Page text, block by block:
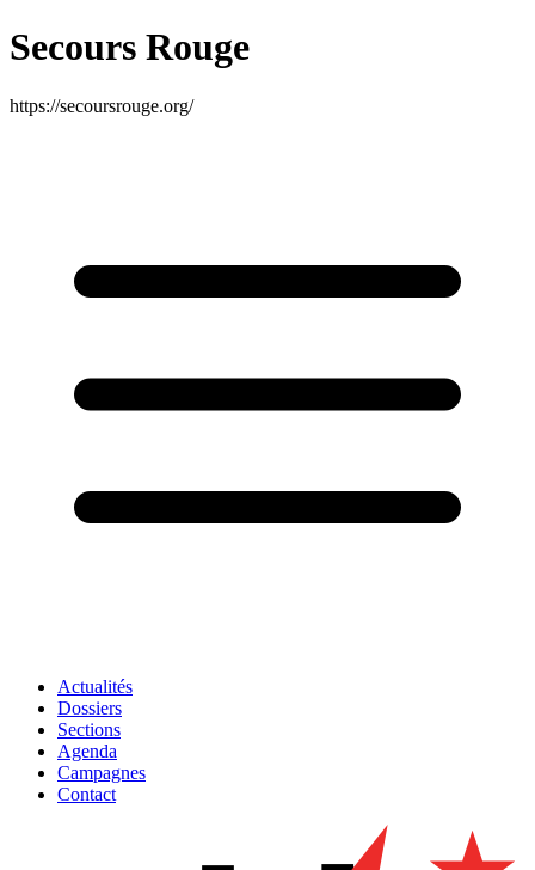
Secours Rouge
https://secoursrouge.org/
Actualités
Dossiers
Sections
Agenda
Campagnes
Contact